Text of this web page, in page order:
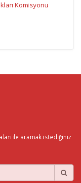
Komisyonu
ile aramak istediğiniz